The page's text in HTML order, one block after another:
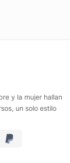
y la mujer hallan
un solo estilo